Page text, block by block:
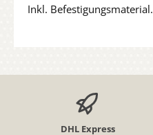
Inkl. Befestigungsmaterial.
DHL Express